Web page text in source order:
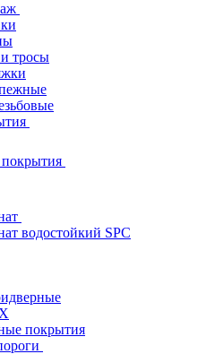
тросы
водостойкий SPC
покрытия